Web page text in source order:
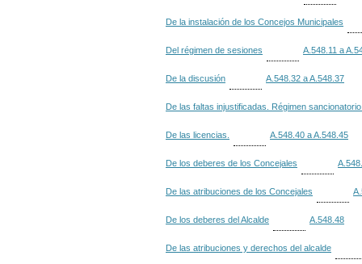
De la instalación de los Concejos Municipales
Del régimen de sesiones A.548.11 a
De la discusión A.548.32 a A.548.37
De las faltas injustificadas. Régimen
De las licencias. A.548.40 a A.548.45
De los deberes de los Concejales
De las atribuciones de los Concejales
De los deberes del Alcalde A.548.48
De las atribuciones y derechos del alcalde